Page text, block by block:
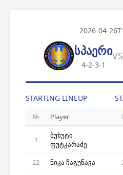
2026-04-
სპაერი
4-2-3-1
VS
STARTING LINEUP
№ Player
1
ბუხუტი
ფუტკარაძე
22
ნიკა ჩაგუნავა